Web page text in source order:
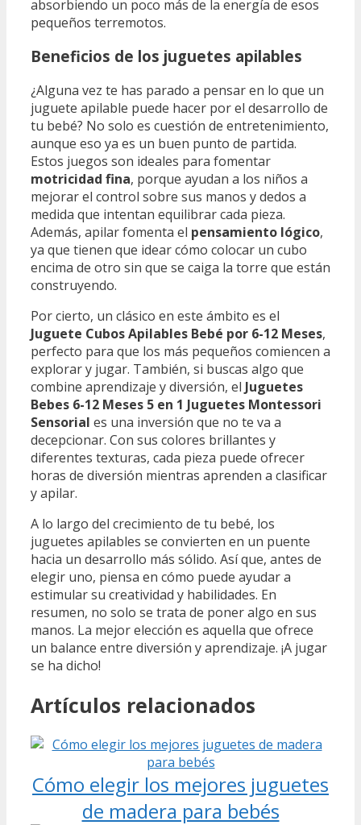
absorbiendo un poco más de la energía de esos
pequeños terremotos.
Beneficios de los juguetes apilables
¿Alguna vez te has parado a pensar en lo que un
juguete apilable puede hacer por el desarrollo de
tu bebé? No solo es cuestión de entretenimiento,
aunque eso ya es un buen punto de partida.
Estos juegos son ideales para fomentar
motricidad fina, porque ayudan a los niños a
mejorar el control sobre sus manos y dedos a
medida que intentan equilibrar cada pieza.
Además, apilar fomenta el pensamiento lógico,
ya que tienen que idear cómo colocar un cubo
encima de otro sin que se caiga la torre que están
construyendo.
Por cierto, un clásico en este ámbito es el
Juguete Cubos Apilables Bebé por 6-12 Meses,
perfecto para que los más pequeños comiencen a
explorar y jugar. También, si buscas algo que
combine aprendizaje y diversión, el Juguetes
Bebes 6-12 Meses 5 en 1 Juguetes Montessori
Sensorial es una inversión que no te va a
decepcionar. Con sus colores brillantes y
diferentes texturas, cada pieza puede ofrecer
horas de diversión mientras aprenden a clasificar
y apilar.
A lo largo del crecimiento de tu bebé, los
juguetes apilables se convierten en un puente
hacia un desarrollo más sólido. Así que, antes de
elegir uno, piensa en cómo puede ayudar a
estimular su creatividad y habilidades. En
resumen, no solo se trata de poner algo en sus
manos. La mejor elección es aquella que ofrece
un balance entre diversión y aprendizaje. ¡A jugar
se ha dicho!
Artículos relacionados
Cómo elegir los mejores juguetes
de madera para bebés